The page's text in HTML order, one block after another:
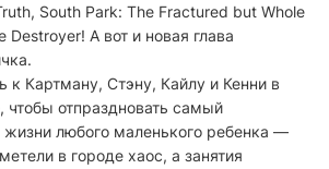
South Park: The Fractured but Whole
Destroyer! А вот и новая глава
к Картману, Стэну, Кайлу и Кенни в
отпраздновать самый
любого маленького ребенка —
в городе хаос, а занятия